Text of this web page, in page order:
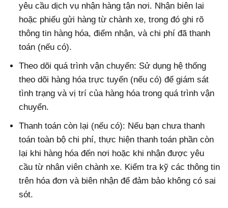
yêu cầu dịch vụ nhận hàng tận nơi. Nhận biên lai
hoặc phiếu gửi hàng từ chành xe, trong đó ghi rõ
thông tin hàng hóa, điểm nhận, và chi phí đã thanh
toán (nếu có).
Theo dõi quá trình vận chuyển: Sử dụng hệ thống
theo dõi hàng hóa trực tuyến (nếu có) để giám sát
tình trạng và vị trí của hàng hóa trong quá trình vận
chuyển.
Thanh toán còn lại (nếu có): Nếu bạn chưa thanh
toán toàn bộ chi phí, thực hiện thanh toán phần còn
lại khi hàng hóa đến nơi hoặc khi nhận được yêu
cầu từ nhân viên chành xe. Kiểm tra kỹ các thông tin
trên hóa đơn và biên nhận để đảm bảo không có sai
sót.